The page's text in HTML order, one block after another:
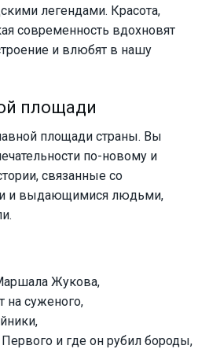
легендами. Красота,
современность вдохновят
и влюбят в нашу
площади
площади страны. Вы
по-новому и
связанные со
и выдающимися людьми,
Жукова,
на суженого,
и где он рубил бороды,